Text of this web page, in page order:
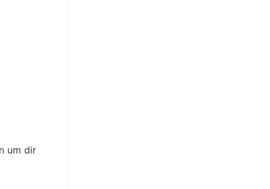
um dir